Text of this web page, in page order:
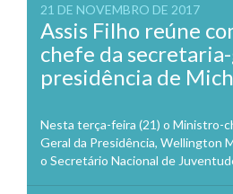
21 DE NOVEMBRO DE 2017
Assis Filho reúne
chefe da
presidência de
Nesta terça-feira (21) o Ministro-
Geral da Presidência, Wellington
o Secretário Nacional de